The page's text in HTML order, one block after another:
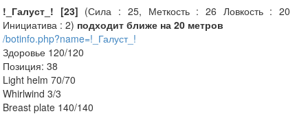
!_Галуст_! [23] (Сила : 25, Меткость : 26 Ловкость : 20
Инициатива : 2) подходит ближе на 20 метров
/botinfo.php?name=!_Галуст_!
Здоровье 120/120
Позиция: 38
Light helm 70/70
Whirlwind 3/3
Breast plate 140/140